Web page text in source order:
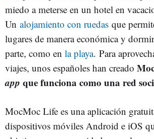
miedo a meterse en un hotel en
Un alojamiento con ruedas que
lugares de manera económica y
parte, como en la playa. Para
viajes, unos españoles han creado
app que funciona como una red
MocMoc Life es una aplicación
dispositivos móviles Android e iOS